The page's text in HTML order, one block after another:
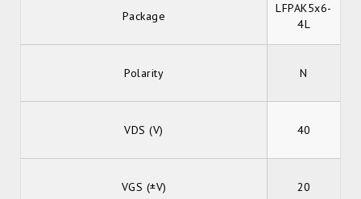
Package
LFPAK5x6-
4L
Polarity N
VDS (V) 40
VGS (±V) 20